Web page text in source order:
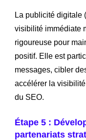
La publicité digitale
visibilité immédiate
rigoureuse pour
positif. Elle est
messages, cibler
accélérer la
du SEO.
Étape 5 :
partenariats